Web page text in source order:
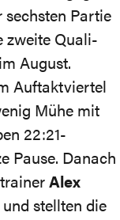
Partie
zweite Quali-
August.
Auftaktviertel
Mühe mit
22:21-
Pause. Danach
Alex
stellten die